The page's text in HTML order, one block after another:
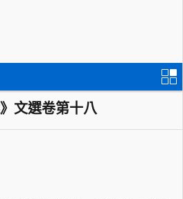
》文選卷第十八